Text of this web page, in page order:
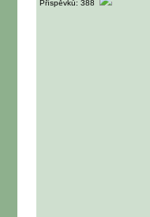
Příspěvků: 388